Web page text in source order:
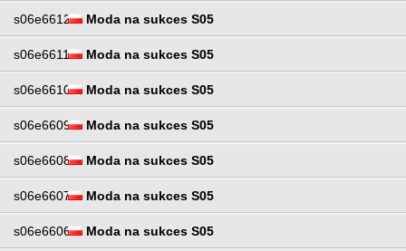
s06e6612 Moda na sukces S05
s06e6611 Moda na sukces S05
s06e6610 Moda na sukces S05
s06e6609 Moda na sukces S05
s06e6608 Moda na sukces S05
s06e6607 Moda na sukces S05
s06e6606 Moda na sukces S05